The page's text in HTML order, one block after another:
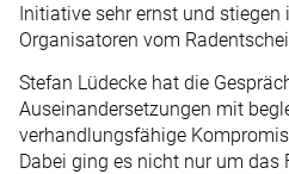
Initiative sehr ernst und
Organisatoren vom
Stefan Lüdecke hat die
Auseinandersetzungen mit
verhandlungsfähige
Dabei ging es nicht nur um das